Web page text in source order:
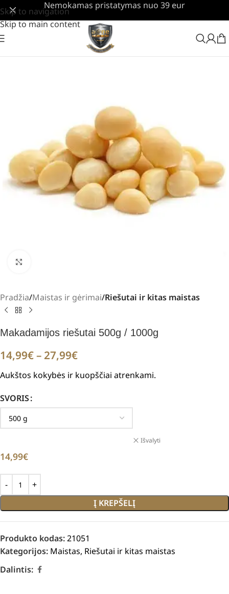
Skip to navigation
Skip to main content
Nemokamas pristatymas nuo 39 eur
Pradžia Maistas ir gėrimai Riešutai ir kitas maistas
Makadamijos riešutai 500g / 1000g
14,99€– 27,99€
Aukštos kokybės ir kuopščiai atrenkami.
SVORIS
Išvalyti
14,99€
Į KREPŠELĮ
Produkto kodas:21051
Kategorijos: Maistas, Riešutai ir kitas maistas
Dalintis: